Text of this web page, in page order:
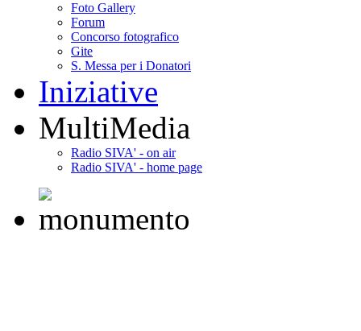
Foto Gallery
Forum
Concorso fotografico
Gite
S. Messa per i Donatori
Iniziative
MultiMedia
Radio SIVA' - on air
Radio SIVA' - home page